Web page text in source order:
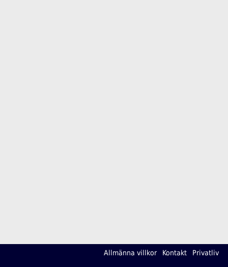
Allmänna villkor Kontakt Privatliv